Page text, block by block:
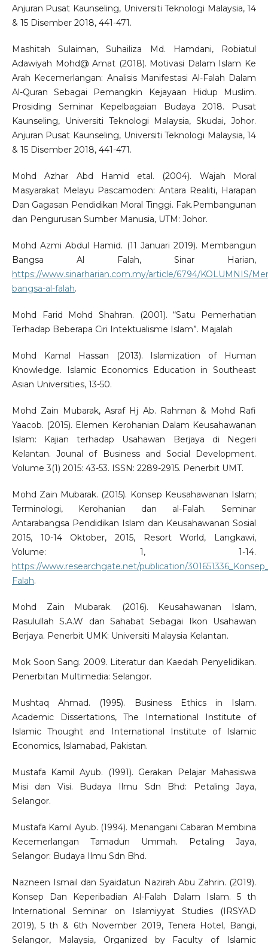
Anjuran Pusat Kaunseling, Universiti Teknologi Malaysia, 14
& 15 Disember 2018, 441-471.
Mashitah Sulaiman, Suhailiza Md. Hamdani, Robiatul
Adawiyah Mohd@ Amat (2018). Motivasi Dalam Islam Ke
Arah Kecemerlangan: Analisis Manifestasi Al-Falah Dalam
Al-Quran Sebagai Pemangkin Kejayaan Hidup Muslim.
Prosiding Seminar Kepelbagaian Budaya 2018. Pusat
Kaunseling, Universiti Teknologi Malaysia, Skudai, Johor.
Anjuran Pusat Kaunseling, Universiti Teknologi Malaysia, 14
& 15 Disember 2018, 441-471.
Mohd Azhar Abd Hamid etal. (2004). Wajah Moral
Masyarakat Melayu Pascamoden: Antara Realiti, Harapan
Dan Gagasan Pendidikan Moral Tinggi. Fak.Pembangunan
dan Pengurusan Sumber Manusia, UTM: Johor.
Mohd Azmi Abdul Hamid. (11 Januari 2019). Membangun
Bangsa Al Falah, Sinar Harian,
https://www.sinarharian.com.my/article/6794/KOLUMNIS/
bangsa-al-falah.
Mohd Farid Mohd Shahran. (2001). “Satu Pemerhatian
Terhadap Beberapa Ciri Intektualisme Islam”. Majalah
Mohd Kamal Hassan (2013). Islamization of Human
Knowledge. Islamic Economics Education in Southeast
Asian Universities, 13-50.
Mohd Zain Mubarak, Asraf Hj Ab. Rahman & Mohd Rafi
Yaacob. (2015). Elemen Kerohanian Dalam Keusahawanan
Islam: Kajian terhadap Usahawan Berjaya di Negeri
Kelantan. Jounal of Business and Social Development.
Volume 3(1) 2015: 43-53. ISSN: 2289-2915. Penerbit UMT.
Mohd Zain Mubarak. (2015). Konsep Keusahawanan Islam;
Terminologi, Kerohanian dan al-Falah. Seminar
Antarabangsa Pendidikan Islam dan Keusahawanan Sosial
2015, 10-14 Oktober, 2015, Resort World, Langkawi,
Volume: 1, 1-14.
https://www.researchgate.net/publication/
Falah.
Mohd Zain Mubarak. (2016). Keusahawanan Islam,
Rasulullah S.A.W dan Sahabat Sebagai Ikon Usahawan
Berjaya. Penerbit UMK: Universiti Malaysia Kelantan.
Mok Soon Sang. 2009. Literatur dan Kaedah Penyelidikan.
Penerbitan Multimedia: Selangor.
Mushtaq Ahmad. (1995). Business Ethics in Islam.
Academic Dissertations, The International Institute of
Islamic Thought and International Institute of Islamic
Economics, Islamabad, Pakistan.
Mustafa Kamil Ayub. (1991). Gerakan Pelajar Mahasiswa
Misi dan Visi. Budaya Ilmu Sdn Bhd: Petaling Jaya,
Selangor.
Mustafa Kamil Ayub. (1994). Menangani Cabaran Membina
Kecemerlangan Tamadun Ummah. Petaling Jaya,
Selangor: Budaya Ilmu Sdn Bhd.
Nazneen Ismail dan Syaidatun Nazirah Abu Zahrin. (2019).
Konsep Dan Keperibadian Al-Falah Dalam Islam. 5 th
International Seminar on Islamiyyat Studies (IRSYAD
2019), 5 th & 6th November 2019, Tenera Hotel, Bangi,
Selangor, Malaysia, Organized by Faculty of Islamic